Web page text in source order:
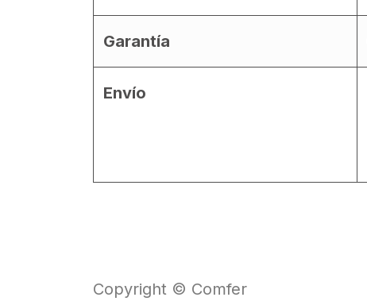
Garantía
Envío
Copyright © Comfer